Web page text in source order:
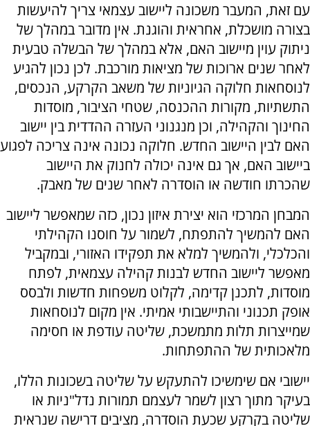
עם זאת, המעבר משכונה ליישוב עצמאי צריך להיעשות
בצורה מושכלת, אחראית והוגנת. אין מדובר במהלך של
ניתוק עוין מיישוב האם, אלא במהלך של הבשלה טבעית
לאחר שנים ארוכות של מציאות מורכבת. לכן נכון להגיע
לנוסחאות חלוקה הגיוניות של משאב הקרקע, הנכסים,
התשתיות, מקורות ההכנסה, שטחי הציבור, מוסדות
החינוך והקהילה, וכן מנגנוני העזרה ההדדית בין יישוב
האם לבין היישוב החדש. חלוקה נכונה אינה צריכה לפגוע
ביישוב האם, אך גם אינה יכולה לחנוק את היישוב
שהכרתו חודשה או הוסדרה לאחר שנים של מאבק.
המבחן המרכזי הוא יצירת איזון נכון, כזה שמאפשר ליישוב
האם להמשיך להתפתח, לשמור על חוסנו הקהילתי
והכלכלי, ולהמשיך למלא את תפקידו האזורי, ובמקביל
מאפשר ליישוב החדש לבנות קהילה עצמאית, לפתח
מוסדות, לתכנן קדימה, לקלוט משפחות חדשות ולבסס
אופק תכנוני והתיישבותי אמיתי. אין מקום לנוסחאות
שמייצרות תלות מתמשכת, שליטה עודפת או חסימה
מלאכותית של ההתפתחות.
יישובי אם שימשיכו להתעקש על שליטה בשכונות הללו,
בעיקר מתוך רצון לשמר לעצמם תמורות נדל"ניות או
שליטה בקרקע שכעת הוסדרה, מציבים דרישה שנראית